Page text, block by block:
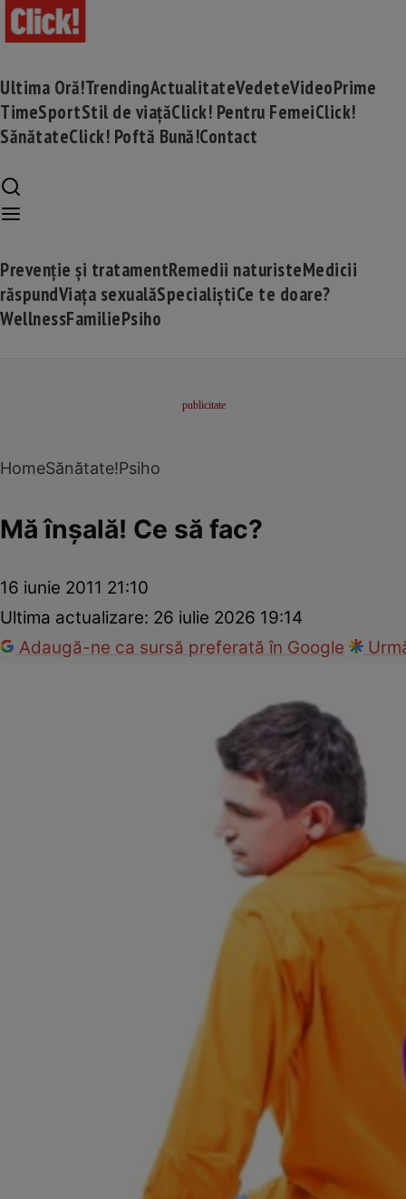
Ultima Oră!TrendingActualitateVedeteVideoPrime
TimeSportStil de viațăClick! Pentru FemeiClick!
SănătateClick! Poftă Bună!Contact
Prevenție și tratamentRemedii naturisteMedicii
răspundViața sexualăSpecialiștiCe te doare?
WellnessFamiliePsiho
HomeSănătate!Psiho
Mă înşală! Ce să fac?
16 iunie 2011 21:10
Ultima actualizare: 26 iulie 2026 19:14
Adaugă-ne ca sursă preferată în Google